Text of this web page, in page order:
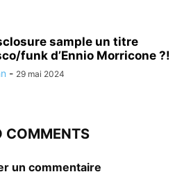
sample un titre
funk d’Ennio Morricone ?!
- 29 mai 2024
COMMENTS
un commentaire